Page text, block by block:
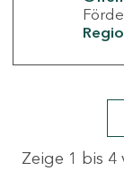
Zeige 1 bis 4